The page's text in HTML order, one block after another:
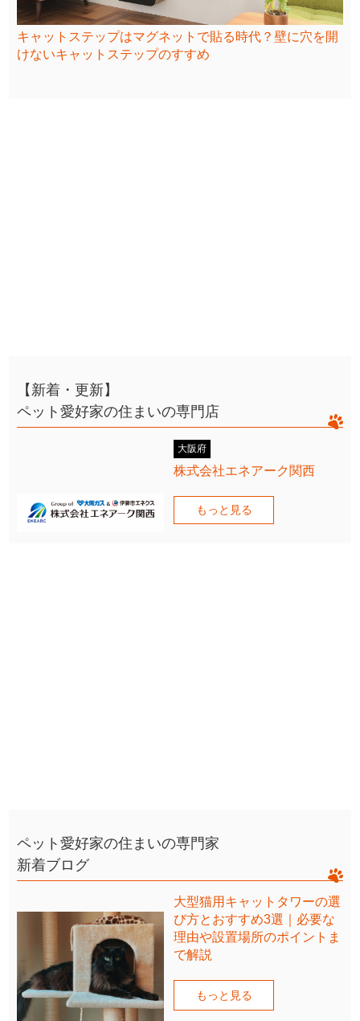
キャットステップはマグネットで貼る時代？壁に穴を開
けないキャットステップのすすめ
【新着・更新】
ペット愛好家の住まいの専門店
大阪府
株式会社エネアーク関西
もっと見る
ペット愛好家の住まいの専門家
新着ブログ
大型猫用キャットタワーの選
び方とおすすめ3選｜必要な
理由や設置場所のポイントま
で解説
もっと見る